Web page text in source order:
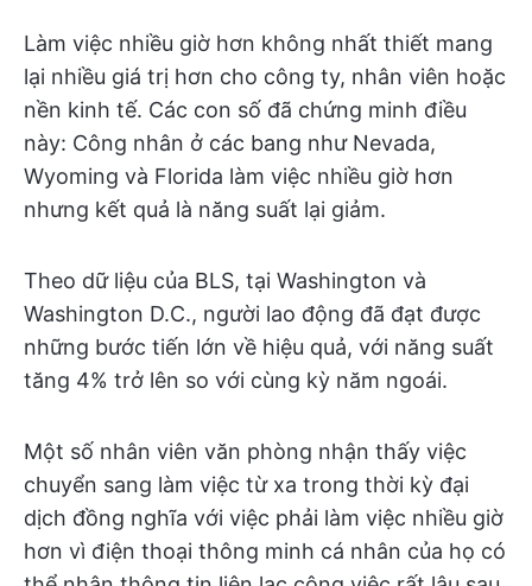
Làm việc nhiều giờ hơn không nhất thiết mang
lại nhiều giá trị hơn cho công ty, nhân viên hoặc
nền kinh tế. Các con số đã chứng minh điều
này: Công nhân ở các bang như Nevada,
Wyoming và Florida làm việc nhiều giờ hơn
nhưng kết quả là năng suất lại giảm.
Theo dữ liệu của BLS, tại Washington và
Washington D.C., người lao động đã đạt được
những bước tiến lớn về hiệu quả, với năng suất
tăng 4% trở lên so với cùng kỳ năm ngoái.
Một số nhân viên văn phòng nhận thấy việc
chuyển sang làm việc từ xa trong thời kỳ đại
dịch đồng nghĩa với việc phải làm việc nhiều giờ
hơn vì điện thoại thông minh cá nhân của họ có